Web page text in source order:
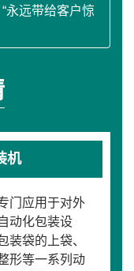
永远带给客户惊
机
门应用于对外
动化包装设
装袋的上袋、
形等一系列动